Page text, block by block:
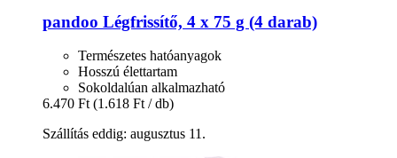
pandoo Légfrissítő, 4 x 75 g (4 darab)
Természetes hatóanyagok
Hosszú élettartam
Sokoldalúan alkalmazható
6.470 Ft (1.618 Ft / db)
Szállítás eddig: augusztus 11.